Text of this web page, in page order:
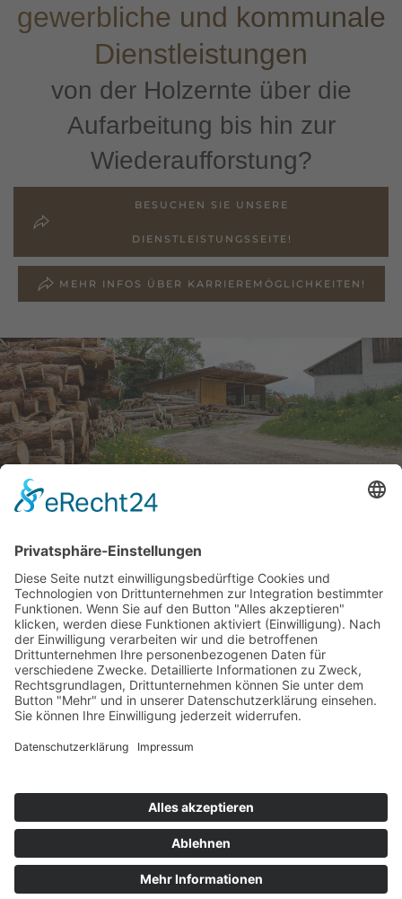
gewerbliche und kommunale
Dienstleistungen
von der Holzernte über die
Aufarbeitung bis hin zur
Wiederaufforstung?
BESUCHEN SIE UNSERE
DIENSTLEISTUNGSSEITE!
MEHR INFOS ÜBER KARRIEREMÖGLICHKEITEN!
IMPRESSUM
57, 91346 WIESENTTAL
TELEFON:
0157-87079866
·BRENNHOLZ@MESSINGSCHLAGER-GMBH.DE
WIR LIEFERN BRENNHOLZ FÜR DIESE GEMEINDEN UND
STÄDTE IN MITTELFRANKEN UND OBERFRANKEN:
BAMBERG BAMMERSDORF
BAYREUTH
BERINGERSDORF
CADOLZBURG
COBURG
EBERMANNSTADT
ECKENTAL
ERLANGEN
FORCHHEIM
FRENSDORF
KULMBACH
LAUF AN DER PEGNITZ
LEINBURG
MITTELFRANKEN
NEUKIRCHEN AM BRAND
OBERFRANKEN
SCHNAITTACH
SCHWABACH